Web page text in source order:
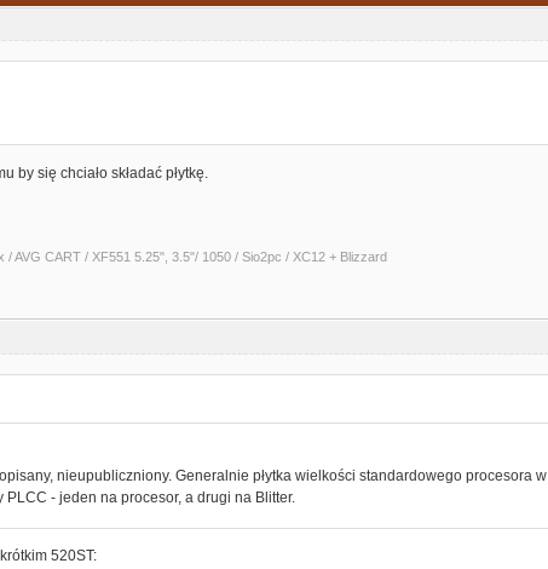
się chciało składać płytkę.
AVG CART / XF551 5.25", 3.5"/ 1050 / Sio2pc / XC12 + Blizzard
nieupubliczniony. Generalnie płytka wielkości standardowego procesora w
- jeden na procesor, a drugi na Blitter.
520ST: